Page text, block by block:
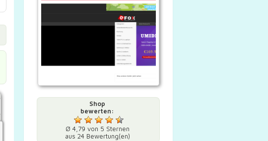
Shop
bewerten:
Ø 4,79 von 5 Sternen
aus 24 Bewertung(en)